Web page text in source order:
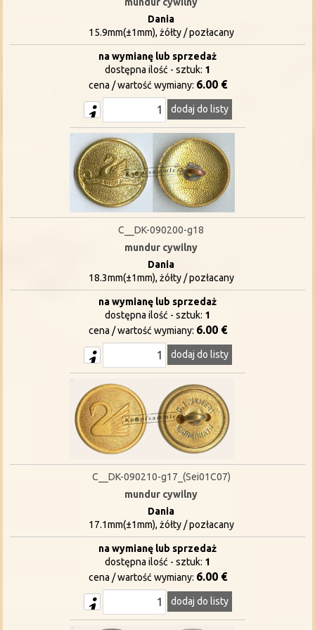
mundur cywilny
Dania
15.9mm(±1mm), żółty / pozłacany
na wymianę lub sprzedaż
dostępna ilość - sztuk: 1
cena / wartość wymiany: 6.00 €
dodaj do listy
C__DK-090200-g18
mundur cywilny
Dania
18.3mm(±1mm), żółty / pozłacany
na wymianę lub sprzedaż
dostępna ilość - sztuk: 1
cena / wartość wymiany: 6.00 €
dodaj do listy
C__DK-090210-g17_(Sei01C07)
mundur cywilny
Dania
17.1mm(±1mm), żółty / pozłacany
na wymianę lub sprzedaż
dostępna ilość - sztuk: 1
cena / wartość wymiany: 6.00 €
dodaj do listy